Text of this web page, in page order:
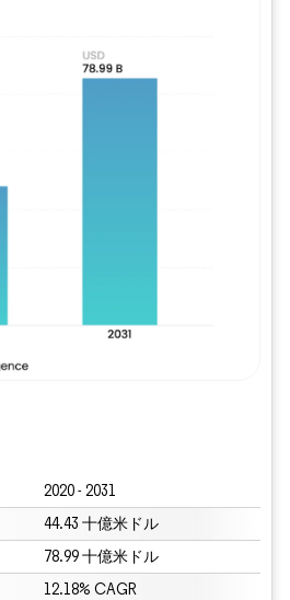
2020 - 2031
44.43 十億米ドル
78.99 十億米ドル
12.18% CAGR